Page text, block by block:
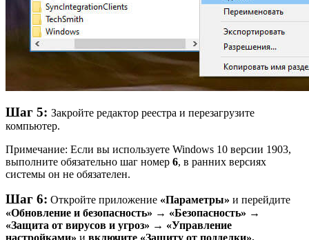
Шаг 5: Закройте редактор реестра и перезагрузите
компьютер.
Примечание: Если вы используете Windows 10 версии 1903,
выполните обязательно шаг номер 6, в ранних версиях
системы он не обязателен.
Шаг 6: Откройте приложение «Параметры» и перейдите
«Обновление и безопасность» → «Безопасность» →
«Защита от вирусов и угроз» → «Управление
настройками» и включите «Защиту от подделки».